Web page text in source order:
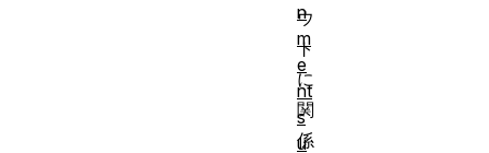
ウ
ト
に
関
係
n
m
e
nt
s
u